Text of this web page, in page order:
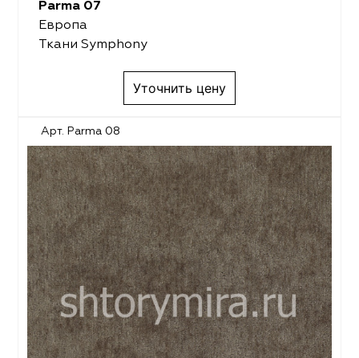
Parma 07
Европа
Ткани Symphony
Уточнить цену
Арт. Parma 08